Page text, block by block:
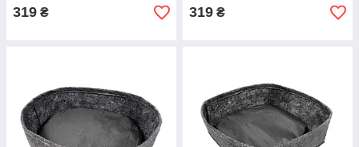
319 ₴ 319 ₴